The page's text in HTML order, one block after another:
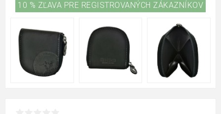
10 % ZĽAVA PRE REGISTROVANÝCH ZÁKAZNÍKOV